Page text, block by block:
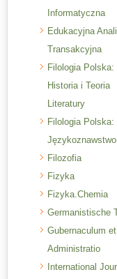
Informatyczna
Edukacyjna
Transakcyjna
Filologia Polska:
Historia i Teoria
Literatury
Filologia Polska:
Językoznawstwo
Filozofia
Fizyka
Fizyka.Chemia
Germanistische
Gubernaculum et
Administratio
International